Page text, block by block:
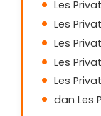
Les Privat
Les
Les
Les
Les
dan Les